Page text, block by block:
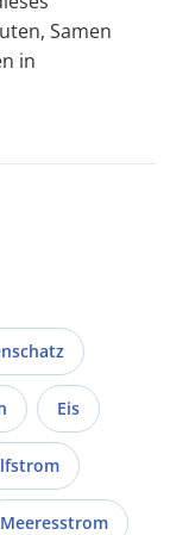
Samen
in
Eis
Meeresstrom